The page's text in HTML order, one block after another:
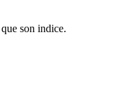
son indice.